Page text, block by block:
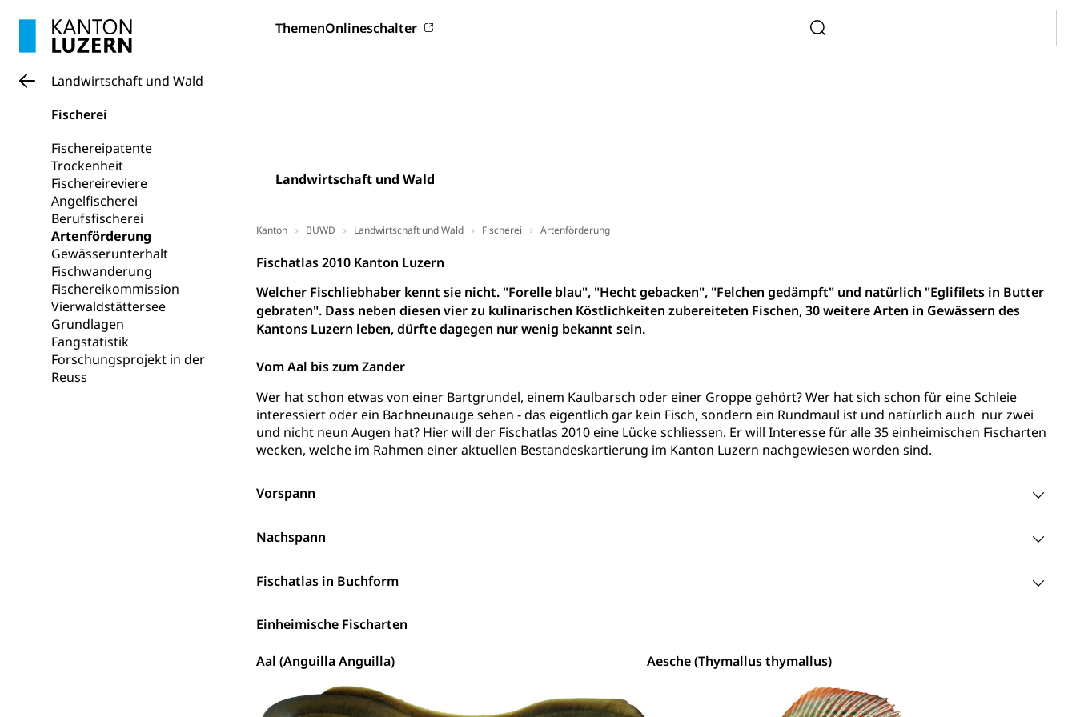
ThemenOnlineschalter
Landwirtschaft und Wald
Landwirtschaft und Wald
Fischerei
Fischereipatente
Trockenheit
Fischereireviere
Angelfischerei
Berufsfischerei
Artenförderung
Gewässerunterhalt
Fischwanderung
Fischereikommission
Vierwaldstättersee
Grundlagen
Fangstatistik
Forschungsprojekt in der
Reuss
Kanton BUWD Landwirtschaft und Wald Fischerei Artenförderung
Fischatlas 2010 Kanton Luzern
Welcher Fischliebhaber kennt sie nicht. "Forelle blau", "Hecht gebacken", "Felchen gedämpft" und natürlich "Eglifilets in Butter
gebraten". Dass neben diesen vier zu kulinarischen Köstlichkeiten zubereiteten Fischen, 30 weitere Arten in Gewässern des
Kantons Luzern leben, dürfte dagegen nur wenig bekannt sein.
Vom Aal bis zum Zander
Wer hat schon etwas von einer Bartgrundel, einem Kaulbarsch oder einer Groppe gehört? Wer hat sich schon für eine Schleie
interessiert oder ein Bachneunauge sehen - das eigentlich gar kein Fisch, sondern ein Rundmaul ist und natürlich auch nur zwei
und nicht neun Augen hat? Hier will der Fischatlas 2010 eine Lücke schliessen. Er will Interesse für alle 35 einheimischen Fischarten
wecken, welche im Rahmen einer aktuellen Bestandeskartierung im Kanton Luzern nachgewiesen worden sind.
Vorspann
Nachspann
Fischatlas in Buchform
Einheimische Fischarten
Aal (Anguilla Anguilla) Aesche (Thymallus thymallus)
Hunde
Bestattung, Beerdigung, Testament, Erbrecht, Erbschaft, Todesschein, Todesanzeige, Zivilstandsamt, Erben, Erbenliste
Wehrpflichtersatz, Wehrpflichtersatzabgabe
Katastrophenschutz, Katastrophenhilfe, Polizei, Feuerwehr, Gesundheitswesen, technische Betriebe, Alarmierung, Sirenentest
Kantonaler Führungsstab
Polizei
Ordnungskräfte, Sicherheit, öffentliche Ordnung
Polizei
Versorgung
Wasserversorgung
Waffen
Waffenerwerbsschein, Waffenschein, Waffenbüro, Waffentragen, Selbstverteidigung
Waffen, Sprengstoffe und Pyrotechnik
Zivildienst
Bundesamt für Zivildienst ZIVI Erwerbsausfallentschädigung (WAS Luzern)
Zivilschutz
Schutzdienstpflicht, Schutzraum, Schutzraumbaupflicht
Zivilschutz
Gleichstellung aller Geschlechter und Lebensformen
Gleichstellung Menschen mit Behinderungen
Zivilverfahren